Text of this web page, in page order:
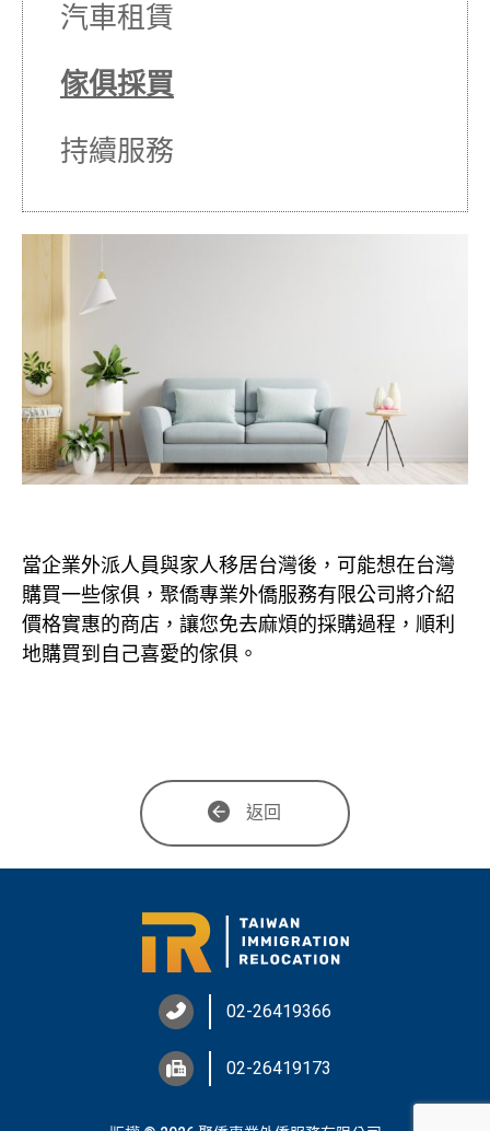
汽車租賃
傢俱採買
持續服務
當企業外派人員與家人移居台灣後，可能想在台灣
購買一些傢俱，聚僑專業外僑服務有限公司將介紹
價格實惠的商店，讓您免去麻煩的採購過程，順利
地購買到自己喜愛的傢俱。
返回
02-26419366
02-26419173